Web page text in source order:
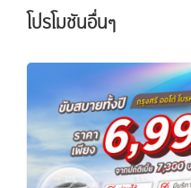
โปรโมชันอื่นๆ